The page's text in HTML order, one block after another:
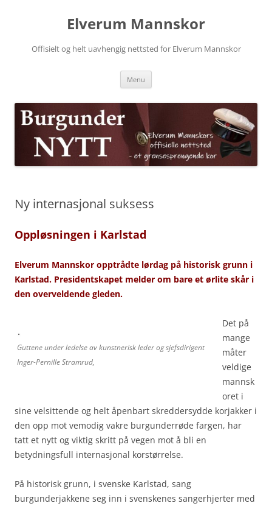
Elverum Mannskor
Offisielt og helt uavhengig nettsted for Elverum Mannskor
Menu
Ny internasjonal suksess
Oppløsningen i Karlstad
Elverum Mannskor opptrådte lørdag på historisk grunn i
Karlstad. Presidentskapet melder om bare et ørlite skår i
den overveldende gleden.
Guttene under ledelse av kunstnerisk leder og sjefsdirigent
Inger-Pernille Stramrud,
Det på
mange
måter
veldige
mannsk
oret i
sine velsittende og helt åpenbart skreddersydde korjakker i
den opp mot vemodig vakre burgunderrøde fargen, har
tatt et nytt og viktig skritt på vegen mot å bli en
betydningsfull internasjonal korstørrelse.
På historisk grunn, i svenske Karlstad, sang
burgunderjakkene seg inn i svenskenes sangerhjerter med